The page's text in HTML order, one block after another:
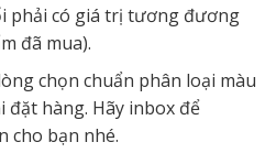
phải có giá trị tương đương
đã mua).
chọn chuẩn phân loại màu
đặt hàng. Hãy inbox để
cho bạn nhé.